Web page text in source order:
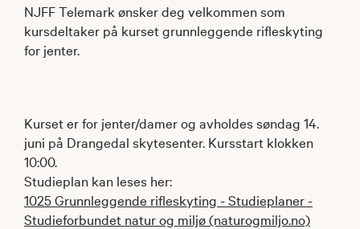
NJFF Telemark ønsker deg velkommen som
kursdeltaker på kurset grunnleggende rifleskyting
for jenter.
Kurset er for jenter/damer og avholdes søndag 14.
juni på Drangedal skytesenter. Kursstart klokken
10:00.
Studieplan kan leses her:
1025 Grunnleggende rifleskyting - Studieplaner -
Studieforbundet natur og miljø (naturogmiljo.no)